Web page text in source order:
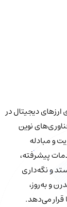
دیجیتال در
نوین
و مبادله
پیشرفته،
و نگه‌داری
و به‌روز،
می‌دهد.